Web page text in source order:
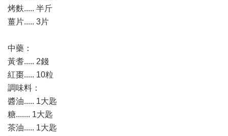
烤麩..... 半斤
薑片..... 3片
中藥：
黃耆..... 2錢
紅棗..... 10粒
調味料：
醬油..... 1大匙
糖....... 1大匙
茶油..... 1大匙